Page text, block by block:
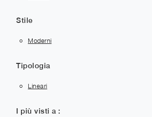
Stile
Moderni
Tipologia
Lineari
I più visti a :